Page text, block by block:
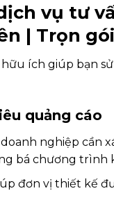
vụ tư
| Trọn
ích giúp bạn
quảng cáo
nghiệp cần
bá chương trình
đơn vị thiết kế